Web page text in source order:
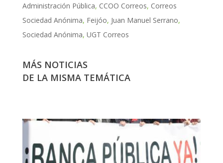
Administración Pública CCOO Correos Correos
Sociedad Anónima Feijóo Juan Manuel Serrano
Sociedad Anónima UGT Correos
MÁS NOTICIAS
DE LA MISMA TEMÁTICA